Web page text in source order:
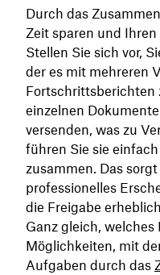
Durch das
Zeit sparen und
Stellen Sie sich vor,
der es mit mehreren
einzelnen
versenden, was zu
führen Sie sie
zusammen. Das
professionelles
die Freigabe
Ganz gleich, welches
Möglichkeiten, mit
Aufgaben durch das